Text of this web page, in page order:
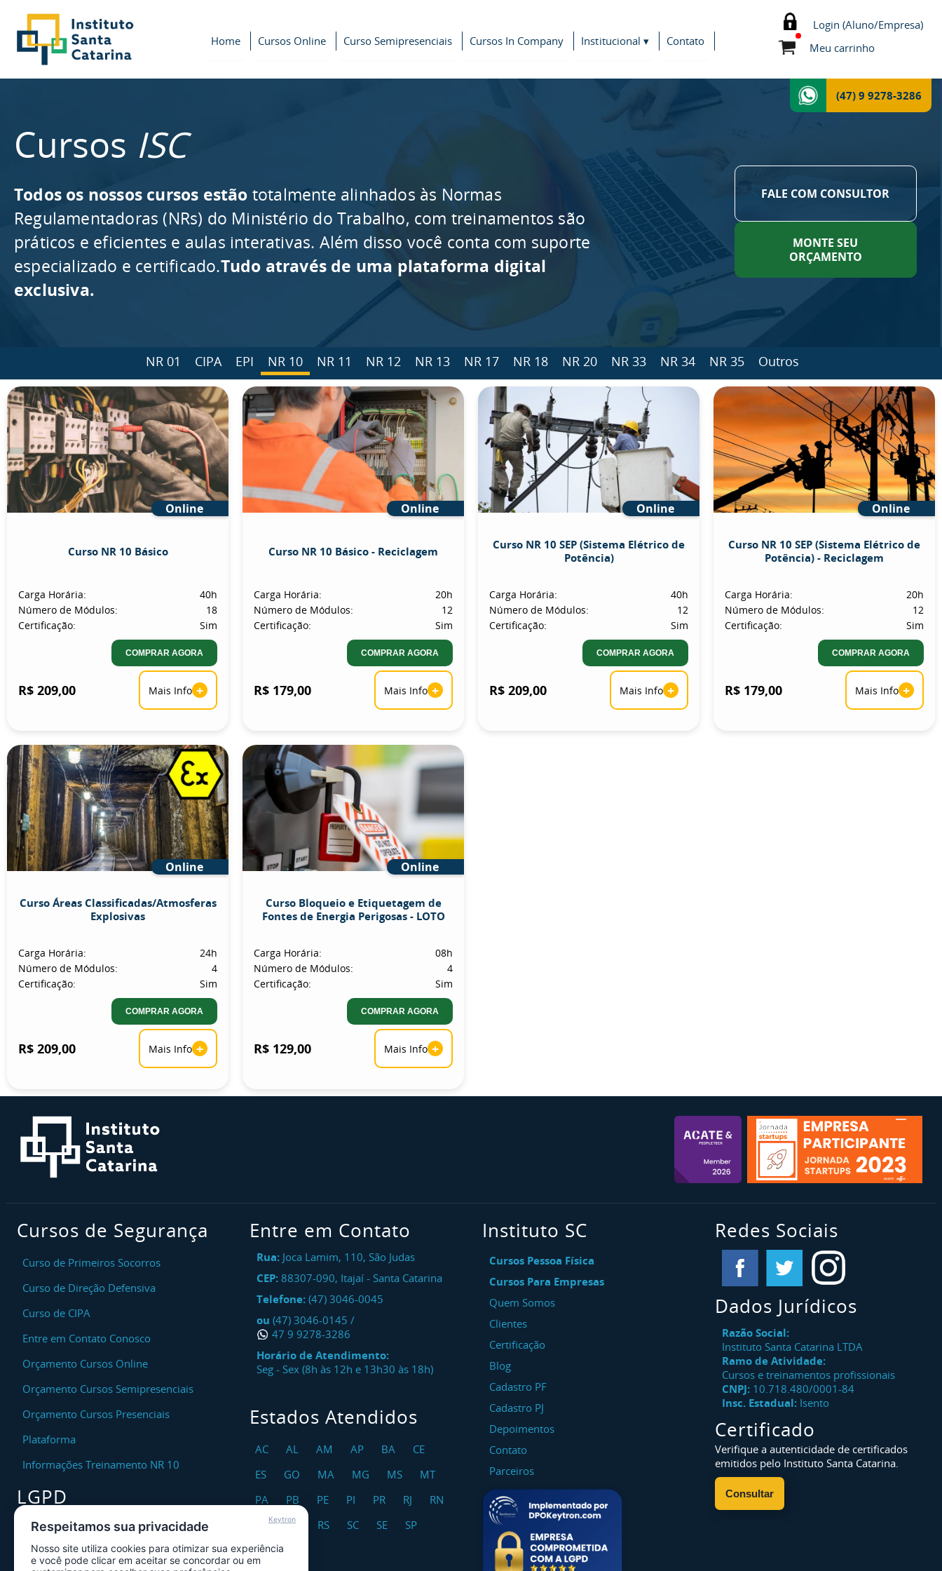
Home Cursos Online Curso Semipresenciais Cursos In Company Institucional ▾ Contato
Login (Aluno/Empresa)
Meu carrinho
(47) 9 9278-3286
Cursos ISC
Todos os nossos cursos estão totalmente alinhados às Normas
Regulamentadoras (NRs) do Ministério do Trabalho, com treinamentos são
práticos e eficientes e aulas interativas. Além disso você conta com suporte
especializado e certificado.Tudo através de uma plataforma digital
exclusiva.
FALE COM CONSULTOR
MONTE SEU
ORÇAMENTO
NR 01 CIPA EPI NR 10 NR 11 NR 12 NR 13 NR 17 NR 18 NR 20 NR 33 NR 34 NR 35 Outros
Online
Curso NR 10 Básico
Carga Horária:
40h
Número de Módulos:
18
Certificação:
Sim
COMPRAR AGORA
R$ 209,00 Mais Info +
Online
Curso NR 10 Básico - Reciclagem
Carga Horária:
20h
Número de Módulos:
12
Certificação:
Sim
COMPRAR AGORA
R$ 179,00 Mais Info +
Online
Curso NR 10 SEP (Sistema Elétrico de
Potência)
Carga Horária:
40h
Número de Módulos:
12
Certificação:
Sim
COMPRAR AGORA
R$ 209,00 Mais Info +
Online
Curso NR 10 SEP (Sistema Elétrico de
Potência) - Reciclagem
Carga Horária:
20h
Número de Módulos:
12
Certificação:
Sim
COMPRAR AGORA
R$ 179,00 Mais Info +
Online
Curso Áreas Classificadas/Atmosferas
Explosivas
Carga Horária:
24h
Número de Módulos:
4
Certificação:
Sim
COMPRAR AGORA
R$ 209,00 Mais Info +
Online
Curso Bloqueio e Etiquetagem de
Fontes de Energia Perigosas - LOTO
Carga Horária:
08h
Número de Módulos:
4
Certificação:
Sim
COMPRAR AGORA
R$ 129,00 Mais Info +
Cursos de Segurança
Curso de Primeiros Socorros
Curso de Direção Defensiva
Curso de CIPA
Entre em Contato Conosco
Orçamento Cursos Online
Orçamento Cursos Semipresenciais
Orçamento Cursos Presenciais
Plataforma
Informações Treinamento NR 10
LGPD
Encarregado DPO
Canal de Atendimento ao Titular dos
Dados
Entre em Contato
Rua: Joca Lamim, 110, São Judas
CEP: 88307-090, Itajaí - Santa Catarina
Telefone: (47) 3046-0045
ou (47) 3046-0145 /
47 9 9278-3286
Horário de Atendimento:
Seg - Sex (8h às 12h e 13h30 às 18h)
Estados Atendidos
AC AL AM AP BA
CE
ES
GO MA MG MS
MT
PA
PB PE PI PR RJ
RN
RO
RR RS SC SE
SP
TO
Instituto SC
Cursos Pessoa Física
Cursos Para Empresas
Quem Somos
Clientes
Certificação
Blog
Cadastro PF
Cadastro PJ
Depoimentos
Contato
Parceiros
Redes Sociais
Dados Jurídicos
Razão Social:
Instituto Santa Catarina LTDA
Ramo de Atividade:
Cursos e treinamentos profissionais
CNPJ: 10.718.480/0001-84
Insc. Estadual: Isento
Certificado
Verifique a autenticidade de certificados
emitidos pelo Instituto Santa Catarina.
Consultar
Keytron
Respeitamos sua privacidade
Nosso site utiliza cookies para otimizar sua experiência
e você pode clicar em aceitar se concordar ou em